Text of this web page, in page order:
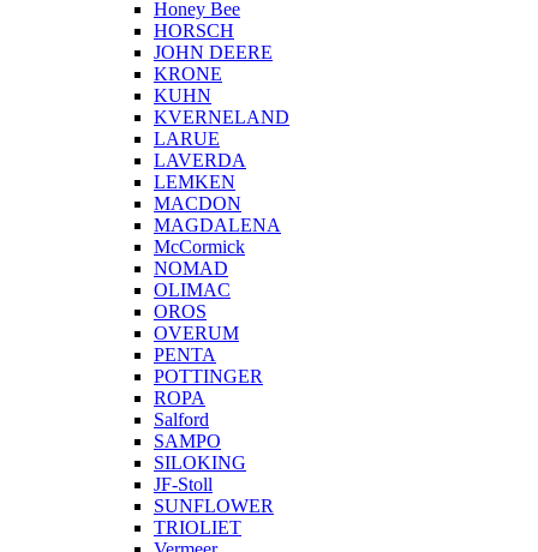
Honey Bee
HORSCH
JOHN DEERE
KRONE
KUHN
KVERNELAND
LARUE
LAVERDA
LEMKEN
MACDON
MAGDALENA
McCormick
NOMAD
OLIMAC
OROS
OVERUM
PENTA
POTTINGER
ROPA
Salford
SAMPO
SILOKING
JF-Stoll
SUNFLOWER
TRIOLIET